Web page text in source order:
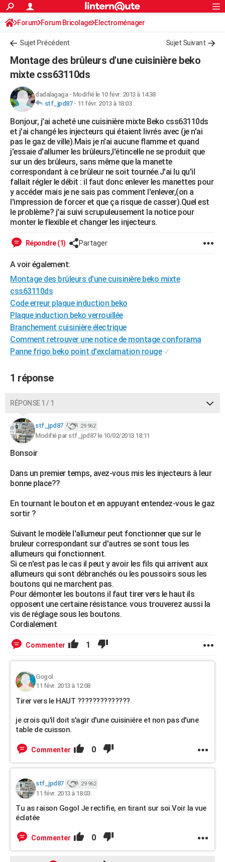
ACTUALITÉS
Politique
Société
Faits Divers
Education
Monde
Villes
+
Programme TV
Streaming
Cinéma
Sorties cinéma
Musique
FINANCE
Retraite
Impôts
Epargne
Immobilier
Risques naturels par ville
Banque
Assurance
Crédit
AUTO
Essais
Réserver un essai
Citadines
Berlines
SUV
Forum auto
HIGH-TECH
Mobiles
Meilleur smartphone
Internet
Ordinateurs
Jeux vidéo
Guide high-tech
+BRICOLAGE
Forum
Aménagement intérieur
Extérieur
Cuisine
Salle de bains
Jardinage
Rangement
WEEK-END
Guides de France
Escapades
Patrimoine
Expositions
Musées
Week-end nature
+LIFESTYLE
Art de vivre
Bien-être
Loisirs
Mode
Modes de vie
SANTE
Alimentation
Guide de la santé
Maladies
Médicaments
Sommeil
VOYAGE
PHOTO
BONS PLANS
CARTE DE VOEUX
Carte de Noël
Carte Bonne année
Carte Saint-Valentin
Carte Pâques
Carte d'anniversaire
DICTIONNAIRE
Dictionnaire
Biographies
Citations
Expressions
Proverbes
PROGRAMME TV
S'inscrire
Se connecter
Lycées
Collèges
Primaires
Universités
Entreprises
Service militaire
Avis de recherche
AVIS DE DÉCÈS
FORUM
Bricolage
Lifestyle
Culture
Sport
Auto
Television
Voyage
Cinema
S'inscrire
Connexion
Forum Forum Bricolage Electroménager
Sujet Précédent Sujet Suivant
Montage des brûleurs d'une cuisinière beko
mixte css63110ds
dadalagaga- Modifié le 10 févr. 2013 à 14:38
stf_jpd87- 11 févr. 2013 à 18:03
Bonjour, j'ai acheté une cuisinière mixte Beko css63110ds
et j'ai changé les injecteurs qui étaient livrés avec (je n'ai
pas le gaz de ville).Mais je n'ai aucune flamme et quand
j'essaie d'allumer les brûleurs,l'étincelle ne se produit que
sur un des brûleurs, sans même que la manette
correspondant à ce brûleur ne soit tournée.J'ai lu qu'il
fallait régler le débit : il faut donc enlever les manettes pour
y accéder mais je ne sais pas comment l'enlever,(on a
l'impression de forcer et que ça risque de casser).Quel est
le problème? j'ai suivi scrupuleusement la notice pour
monter le flexible et changer les injecteurs.
Répondre (1) Partager
A voir également:
Montage des brûleurs d'une cuisinière beko mixte
css63110ds
Code erreur plaque induction beko
Plaque induction beko verrouillée
Branchement cuisinière électrique
Comment retrouver une notice de montage conforama
Panne frigo beko point d'exclamation rouge ✓
1 réponse
RÉPONSE 1 / 1
stf_jpd87 29 962
Modifié par stf_jpd87 le 10/02/2013 18:11
Bonsoir
Dans un premier temps, avez-vous mis les injecteurs à leur
bonne place??
En tournant le bouton et en appuyant entendez-vous le gaz
sortir ?
Suivant le modèle l'allumeur peut fonctionner que sur le
bruleur correspondant sur d'autres se sont tous les
allumeurs qui fonctionnent.
Si ce n'est pas le cas il peut y avoir les fils qui arrivent aux
allumeurs qui sont débranchés ou les poussoirs sous les
boutons qui ne marchent pas.
Pour démonter les boutons il faut tirer vers le haut ils
opposent une certaine résistance. vous trouverez aussi la
vis de réglage sous les boutons.
Cordialement
Commenter 1
Gogol
11 févr. 2013 à 12:08
Tirer vers le HAUT ??????????????
je crois qu'il doit s'agir d'une cuisiniére et non pas d'une
table de cuisson.
Commenter 0
stf_jpd87 29 962
11 févr. 2013 à 18:03
Tu as raison Gogol Je rectifie, en tirant sur soi.Voir la vue
éclatée
Commenter 0